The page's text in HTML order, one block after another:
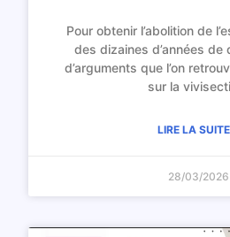
Pour obtenir l’abolition de
des dizaines d’années de
d’arguments que l’on
sur la
LIRE LA
28/03/2026